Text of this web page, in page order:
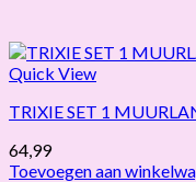
Quick View
TRIXIE SET 1
64,99
Toevoegen aan